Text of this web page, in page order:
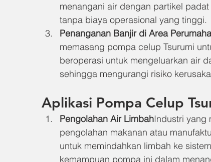
menangani air dengan partikel
tanpa biaya operasional yang tinggi.
Penanganan Banjir di Area
memasang pompa celup Tsurumi
beroperasi untuk mengeluarkan air
sehingga mengurangi risiko
Aplikasi Pompa Celup
Pengolahan Air LimbahIndustri yang
pengolahan makanan atau
untuk memindahkan limbah ke
kemampuan pompa ini dalam